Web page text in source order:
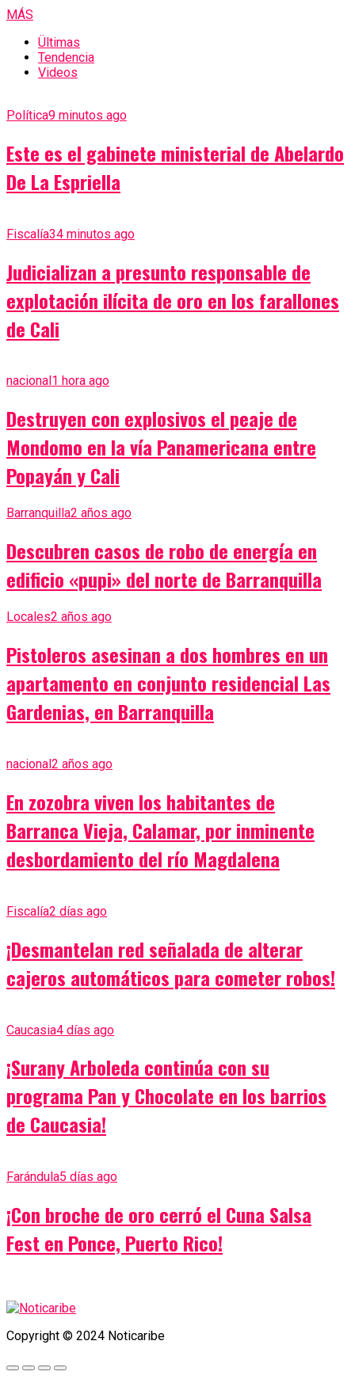
MÁS
Ültimas
Tendencia
Videos
Política9 minutos ago
Este es el gabinete ministerial de Abelardo
De La Espriella
Fiscalía34 minutos ago
Judicializan a presunto responsable de
explotación ilícita de oro en los farallones
de Cali
nacional 1 hora ago
Destruyen con explosivos el peaje de
Mondomo en la vía Panamericana entre
Popayán y Cali
Barranquilla2 años ago
Descubren casos de robo de energía en
edificio «pupi» del norte de Barranquilla
Locales2 años ago
Pistoleros asesinan a dos hombres en un
apartamento en conjunto residencial Las
Gardenias, en Barranquilla
nacional2 años ago
En zozobra viven los habitantes de
Barranca Vieja, Calamar, por inminente
desbordamiento del río Magdalena
Fiscalía2 días ago
¡Desmantelan red señalada de alterar
cajeros automáticos para cometer robos!
Caucasia4 días ago
¡Surany Arboleda continúa con su
programa Pan y Chocolate en los barrios
de Caucasia!
Farándula5 días ago
¡Con broche de oro cerró el Cuna Salsa
Fest en Ponce, Puerto Rico!
Copyright © 2024 Noticaribe